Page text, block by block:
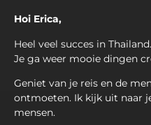
Hoi Erica,
Heel veel succes in Thailand.
Je ga weer mooie dingen
Geniet van je reis en de
ontmoeten. Ik kijk uit naar
mensen.